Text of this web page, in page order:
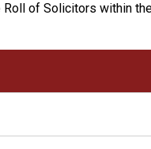
of Solicitors within